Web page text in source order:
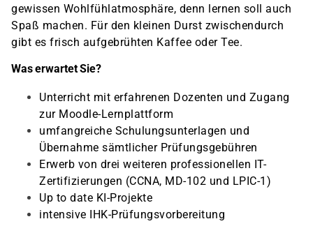
gewissen Wohlfühlatmosphäre, denn lernen soll auch
Spaß machen. Für den kleinen Durst zwischendurch
gibt es frisch aufgebrühten Kaffee oder Tee.
Was erwartet Sie?
Unterricht mit erfahrenen Dozenten und Zugang
zur Moodle-Lernplattform
umfangreiche Schulungsunterlagen und
Übernahme sämtlicher Prüfungsgebühren
Erwerb von drei weiteren professionellen IT-
Zertifizierungen (CCNA, MD-102 und LPIC-1)
Up to date KI-Projekte
intensive IHK-Prüfungsvorbereitung